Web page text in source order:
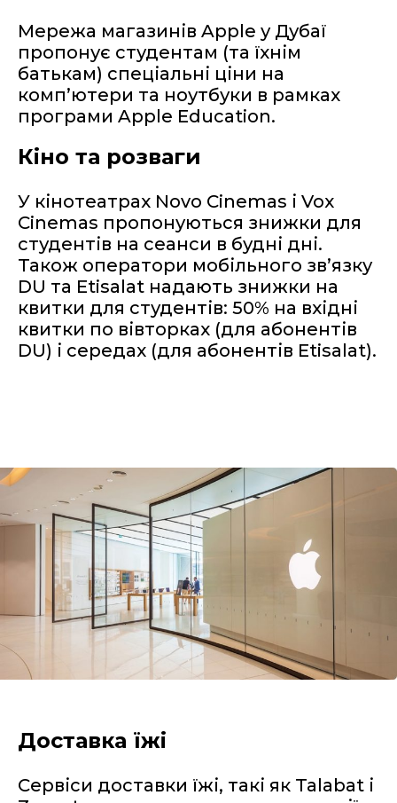
Мережа магазинів Apple у Дубаї
пропонує студентам (та їхнім
батькам) спеціальні ціни на
комп’ютери та ноутбуки в рамках
програми Apple Education.
Кіно та розваги
У кінотеатрах Novo Cinemas і Vox
Cinemas пропонуються знижки для
студентів на сеанси в будні дні.
Також оператори мобільного зв’язку
DU та Etisalat надають знижки на
квитки для студентів: 50% на вхідні
квитки по вівторках (для абонентів
DU) і середах (для абонентів Etisalat).
Доставка їжі
Сервіси доставки їжі, такі як Talabat і